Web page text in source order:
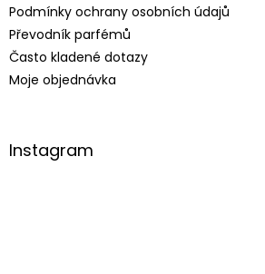
Podmínky ochrany osobních údajů
Převodník parfémů
Často kladené dotazy
Moje objednávka
Instagram